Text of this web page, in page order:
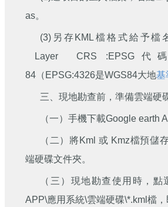
as。
(3)另存KML檔格式給予檔
Layer CRS :EPSG代
84（EPSG:4326是WGS84大地基
三、現地勘查前，準備雲端硬
（一）手機下載Google earth
（二）將Kml 或 Kmz檔預儲
端硬碟文件夾。
（三）現地勘查使用時，點
APP\應用系統\雲端硬碟\*.kml檔，